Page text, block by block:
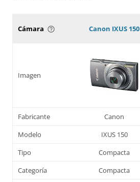
Cámara help_outline Canon IXUS 150
Imagen
Fabricante Canon
Modelo
IXUS 150
Tipo
Compacta
Categoría
Compacta